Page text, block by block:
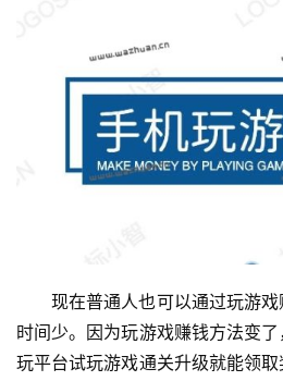
现在普通人也可以通过玩游戏
时间少。因为玩游戏赚钱方法变
玩平台试玩游戏通关升级就能领